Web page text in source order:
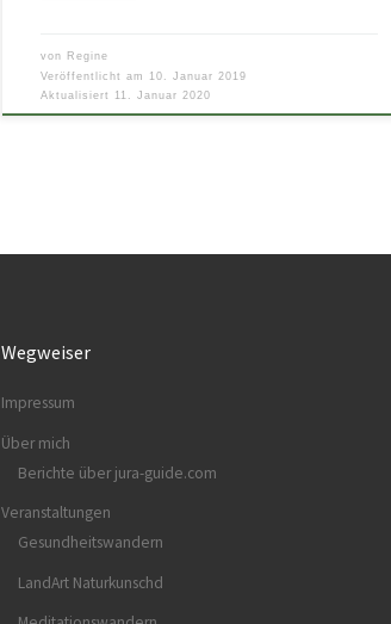
von Regine
Veröffentlicht am 10. Januar 2019
Aktualisiert 11. Januar 2020
Wegweiser
Impressum
Über mich
Berichte über jura-guide.com
Veranstaltungen
Gesundheitswandern
LandArt Naturkunschd